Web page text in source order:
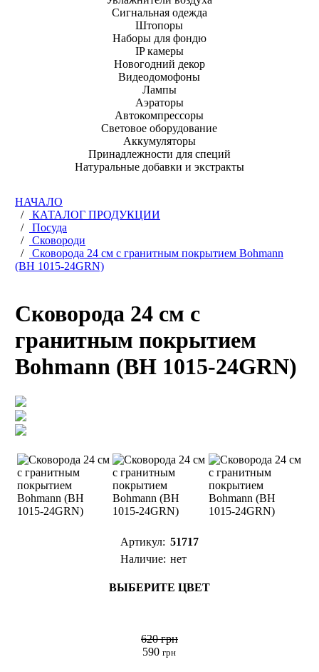
Сигнальная одежда
Штопоры
Наборы для фондю
IP камеры
Новогодний декор
Видеодомофоны
Лампы
Аэраторы
Автокомпрессоры
Световое оборудование
Аккумуляторы
Принадлежности для специй
Натуральные добавки и экстракты
НАЧАЛО
/
КАТАЛОГ ПРОДУКЦИИ
/
Посуда
/
Сковороди
/
Сковорода 24 см с гранитным покрытием Bohmann
(BH 1015-24GRN)
Сковорода 24 см с
гранитным покрытием
Bohmann (BH 1015-24GRN)
Артикул: 51717
Наличие: нет
ВЫБЕРИТЕ ЦВЕТ
620 грн
590грн